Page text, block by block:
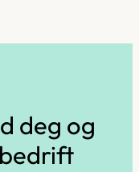
deg og